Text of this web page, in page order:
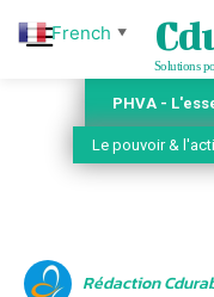
Solutions
PHVA -
Le pouvoir &
Rédaction
French ▼